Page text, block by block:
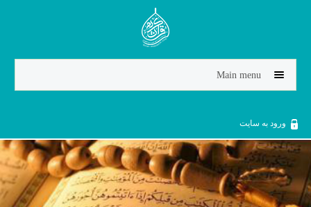
Jump to navigation
Main menu
ورود به سایت